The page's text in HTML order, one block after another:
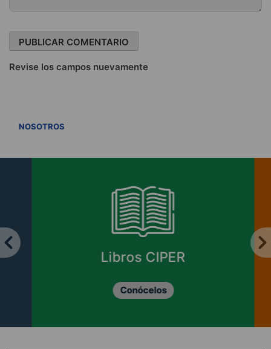
Revise los campos nuevamente
NOSOTROS
Libros CIPER
Conócelos